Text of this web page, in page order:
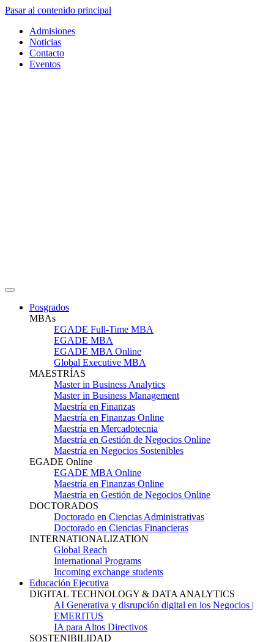
Pasar al contenido principal
Admisiones
Noticias
Contacto
Eventos
Posgrados
MBAs
EGADE Full-Time MBA
EGADE MBA
EGADE MBA Online
Global Executive MBA
MAESTRÍAS
Master in Business Analytics
Master in Business Management
Maestría en Finanzas
Maestría en Finanzas Online
Maestría en Mercadotecnia
Maestría en Gestión de Negocios Online
Maestría en Negocios Sostenibles
EGADE Online
EGADE MBA Online
Maestría en Finanzas Online
Maestría en Gestión de Negocios Online
DOCTORADOS
Doctorado en Ciencias Administrativas
Doctorado en Ciencias Financieras
INTERNATIONALIZATION
Global Reach
International Programs
Incoming exchange students
Educación Ejecutiva
DIGITAL TECHNOLOGY & DATA ANALYTICS
AI Generativa y disrupción digital en los Negocios |
EMERITUS
IA para Altos Directivos
SOSTENIBILIDAD